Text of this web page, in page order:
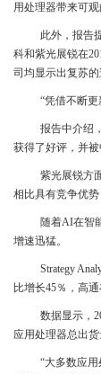
用处理器带来可
此外，报告
科和紫光展锐在
司均显示出复苏的
“凭借不断
报告中介绍
获得了好评，并被
紫光展锐方
相比具有竞争优
随着AI在智
增速迅猛。
Strategy
比增长45％，高
数据显示，
应用处理器总出货
“大多数应